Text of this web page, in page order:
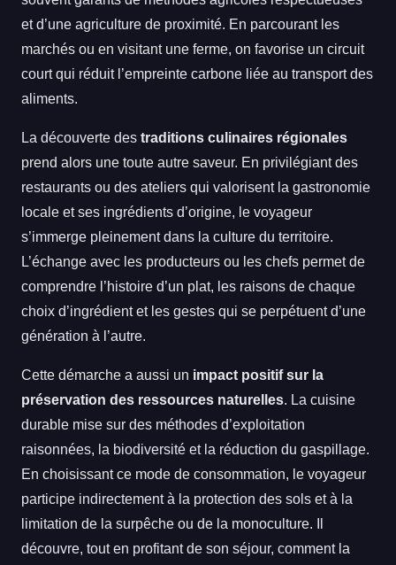
et d’une agriculture de proximité. En parcourant les
marchés ou en visitant une ferme, on favorise un circuit
court qui réduit l’empreinte carbone liée au transport des
aliments.
La découverte des traditions culinaires régionales
prend alors une toute autre saveur. En privilégiant des
restaurants ou des ateliers qui valorisent la gastronomie
locale et ses ingrédients d’origine, le voyageur
s’immerge pleinement dans la culture du territoire.
L’échange avec les producteurs ou les chefs permet de
comprendre l’histoire d’un plat, les raisons de chaque
choix d’ingrédient et les gestes qui se perpétuent d’une
génération à l’autre.
Cette démarche a aussi un impact positif sur la
préservation des ressources naturelles. La cuisine
durable mise sur des méthodes d’exploitation
raisonnées, la biodiversité et la réduction du gaspillage.
En choisissant ce mode de consommation, le voyageur
participe indirectement à la protection des sols et à la
limitation de la surpêche ou de la monoculture. Il
découvre, tout en profitant de son séjour, comment la